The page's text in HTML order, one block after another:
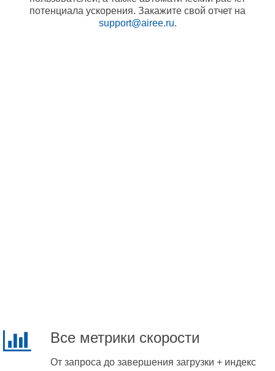
потенциала ускорения. Закажите свой отчет на
support@airee.ru.
Все метрики скорости
От запроса до завершения загрузки + индекс